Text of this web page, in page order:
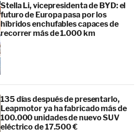
Stella Li, vicepresidenta de BYD: el
futuro de Europa pasa por los
híbridos enchufables capaces de
recorrer más de 1.000 km
135 días después de presentarlo,
Leapmotor ya ha fabricado más de
100.000 unidades de nuevo SUV
eléctrico de 17.500 €